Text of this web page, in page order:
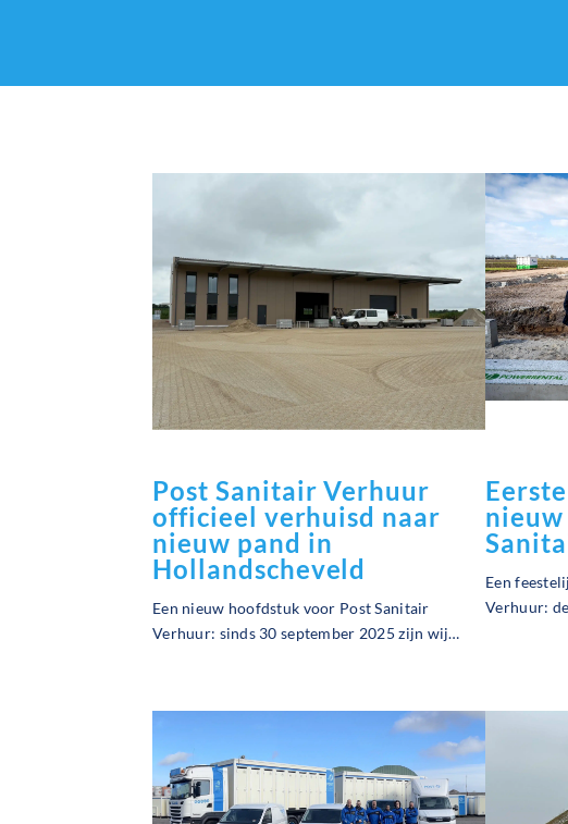
Post Sanitair Verhuur
officieel verhuisd naar
nieuw pand in
Hollandscheveld
Een nieuw hoofdstuk voor Post Sanitair
Verhuur: sinds 30 september 2025 zijn wij
waar we met ons hele team trots op zijn!
23-04-
Een
Verhuur: